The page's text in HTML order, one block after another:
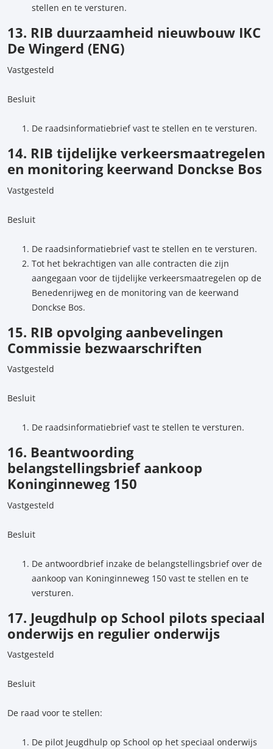
stellen en te versturen.
13. RIB duurzaamheid nieuwbouw IKC
De Wingerd (ENG)
Vastgesteld
Besluit
De raadsinformatiebrief vast te stellen en te versturen.
14. RIB tijdelijke verkeersmaatregelen
en monitoring keerwand Donckse Bos
Vastgesteld
Besluit
De raadsinformatiebrief vast te stellen en te versturen.
Tot het bekrachtigen van alle contracten die zijn
aangegaan voor de tijdelijke verkeersmaatregelen op de
Benedenrijweg en de monitoring van de keerwand
Donckse Bos.
15. RIB opvolging aanbevelingen
Commissie bezwaarschriften
Vastgesteld
Besluit
De raadsinformatiebrief vast te stellen te versturen.
16. Beantwoording
belangstellingsbrief aankoop
Koninginneweg 150
Vastgesteld
Besluit
De antwoordbrief inzake de belangstellingsbrief over de
aankoop van Koninginneweg 150 vast te stellen en te
versturen.
17. Jeugdhulp op School pilots speciaal
onderwijs en regulier onderwijs
Vastgesteld
Besluit
De raad voor te stellen:
De pilot Jeugdhulp op School op het speciaal onderwijs